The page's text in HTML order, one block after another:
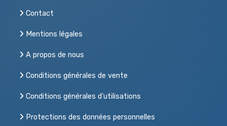
Contact
Mentions légales
A propos de nous
Conditions générales de vente
Conditions générales d'utilisations
Protections des données personnelles